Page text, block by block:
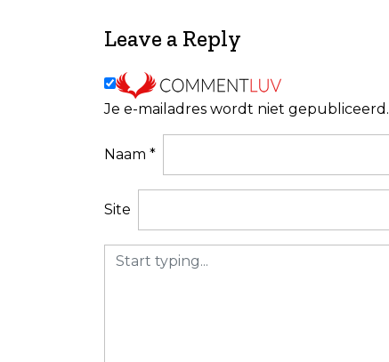
i
h
t
n
i
g
Leave a Reply
Je e-mailadres wordt niet gepubliceerd.
Naam *
Site